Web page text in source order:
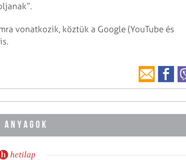
vonatkozik, köztük a Google (YouTube és
ANYAGOK
hetilap